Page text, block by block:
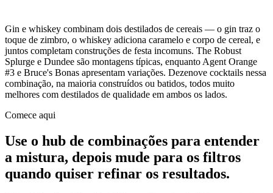
Gin e whiskey combinam dois destilados de cereais — o gin traz o
toque de zimbro, o whiskey adiciona caramelo e corpo de cereal, e
juntos completam construções de festa incomuns. The Robust
Splurge e Dundee são montagens típicas, enquanto Agent Orange
#3 e Bruce's Bonas apresentam variações. Dezenove cocktails nessa
combinação, na maioria construídos ou batidos, todos muito
melhores com destilados de qualidade em ambos os lados.
Comece aqui
Use o hub de combinações para entender
a mistura, depois mude para os filtros
quando quiser refinar os resultados.